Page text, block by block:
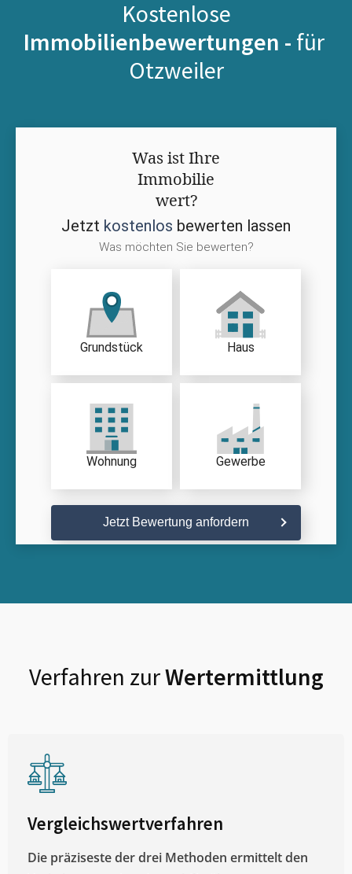
Kostenlose
Immobilienbewertungen - für
Otzweiler
Was ist Ihre
Immobilie
wert?
Jetzt kostenlos bewerten lassen
Was möchten Sie bewerten?
Grundstück Haus
Wohnung Gewerbe
Jetzt Bewertung anfordern
Verfahren zurWertermittlung
Vergleichswertverfahren
Die präziseste der drei Methoden ermittelt den